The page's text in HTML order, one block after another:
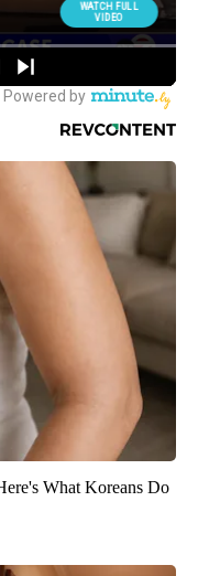
What Koreans Do